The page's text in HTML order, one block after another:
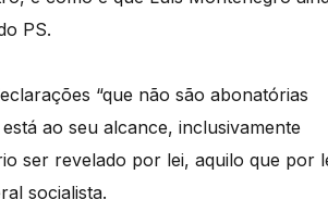
PS.
“que não são abonatórias
ao seu alcance, inclusivamente
ser revelado por lei, aquilo que por
socialista.